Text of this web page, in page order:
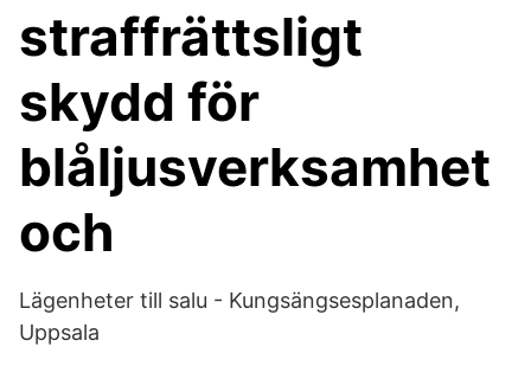
straffrättsligt
skydd för
blåljusverksamhet
och
Lägenheter till salu - Kungsängsesplanaden,
Uppsala